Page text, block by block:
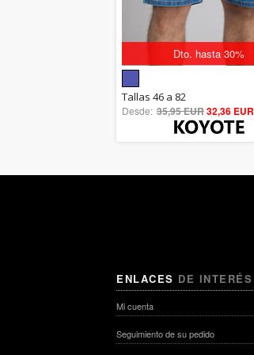
Dto. hasta 30%
5.00
out of 5
Tallas 46 a 82
Desde: 35,95 EUR32,36 EUR
ENLACES DE INTERÉS
Mi cuenta
Seguimiento de su pedido